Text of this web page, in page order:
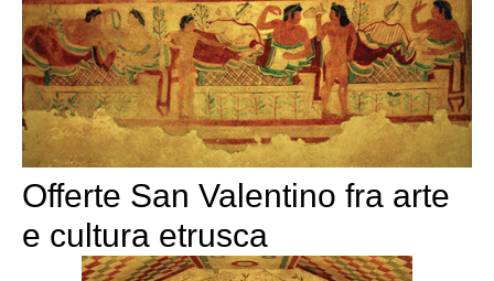
Offerte San Valentino fra arte
e cultura etrusca